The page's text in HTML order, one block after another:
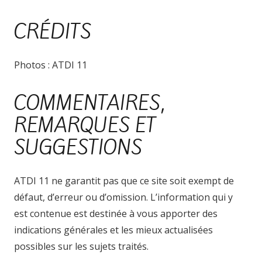
CRÉDITS
Photos : ATDI 11
COMMENTAIRES,
REMARQUES ET
SUGGESTIONS
ATDI 11 ne garantit pas que ce site soit exempt de
défaut, d’erreur ou d’omission. L’information qui y
est contenue est destinée à vous apporter des
indications générales et les mieux actualisées
possibles sur les sujets traités.